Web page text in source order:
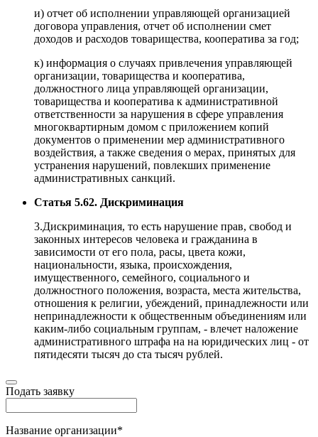
и) отчет об исполнении управляющей организацией
договора управления, отчет об исполнении смет
доходов и расходов товарищества, кооператива за год;
к) информация о случаях привлечения управляющей
организации, товарищества и кооператива,
должностного лица управляющей организации,
товарищества и кооператива к административной
ответственности за нарушения в сфере управления
многоквартирным домом с приложением копий
документов о применении мер административного
воздействия, а также сведения о мерах, принятых для
устранения нарушений, повлекших применение
административных санкций.
Статья 5.62. Дискриминация
3.Дискриминация, то есть нарушение прав, свобод и
законных интересов человека и гражданина в
зависимости от его пола, расы, цвета кожи,
национальности, языка, происхождения,
имущественного, семейного, социального и
должностного положения, возраста, места жительства,
отношения к религии, убеждений, принадлежности или
непринадлежности к общественным объединениям или
каким-либо социальным группам, - влечет наложение
административного штрафа на на юридических лиц - от
пятидесяти тысяч до ста тысяч рублей.
Подать заявку
Название организации*